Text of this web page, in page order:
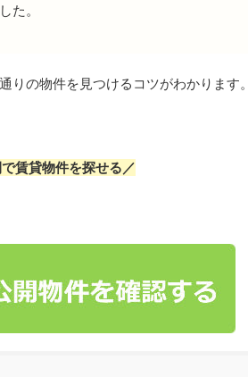
た。
の物件を見つけるコツがわかります。
賃貸物件を探せる／